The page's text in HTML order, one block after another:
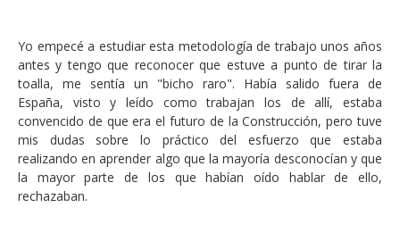
Yo empecé a estudiar esta metodología de trabajo unos años
antes y tengo que reconocer que estuve a punto de tirar la
toalla, me sentía un "bicho raro". Había salido fuera de
España, visto y leído como trabajan los de allí, estaba
convencido de que era el futuro de la Construcción, pero tuve
mis dudas sobre lo práctico del esfuerzo que estaba
realizando en aprender algo que la mayoría desconocían y que
la mayor parte de los que habían oído hablar de ello,
rechazaban.